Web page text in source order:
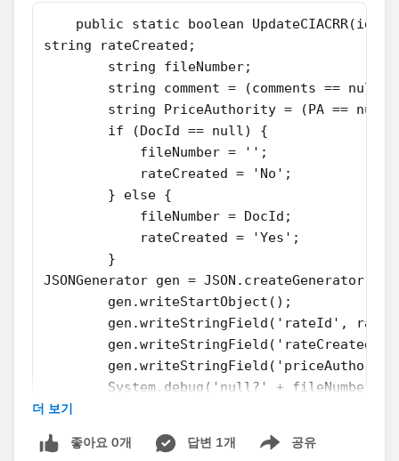
public static boolean UpdateCIACRR(id
string rateCreated;
string fileNumber;
string comment = (comments == null)
string PriceAuthority = (PA == null)
if (DocId == null) {
fileNumber = '';
rateCreated = 'No';
} else {
fileNumber = DocId;
rateCreated = 'Yes';
}
JSONGenerator gen =
        gen.writeStartObject();
gen.writeStringField('rateId',
gen.writeStringField('rateCreated',
        System.debug('null?' + fileNumber);
        System.debug(fileNumber==null);
gen.writeStringField('fileNumber',
gen.writeStringField('comments',
더 보기
좋아요 0개 답변 1개 공유
Show menu